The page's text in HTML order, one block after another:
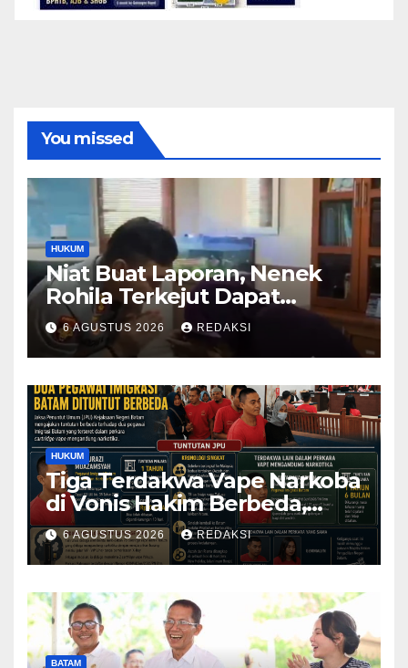
You missed
HUKUM
Niat Buat Laporan, Nenek
Rohila Terkejut Dapat
Bantuan dari Kabid Propam
Kombes Pol Eddwi
6 AGUSTUS 2026 REDAKSI
HUKUM
Tiga Terdakwa Vape Narkoba
di Vonis Hakim Berbeda,
Oknum Pegawai Imigrasi
Batam Paling Ringan
6 AGUSTUS 2026 REDAKSI
BATAM